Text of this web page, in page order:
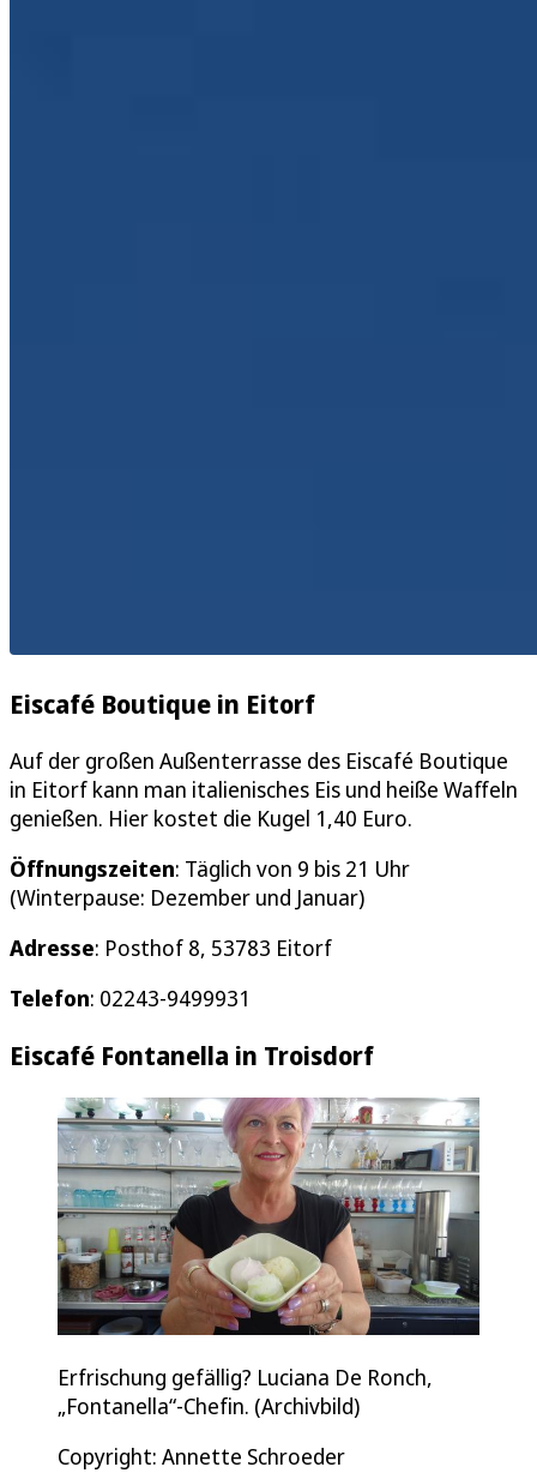
Eiscafé Boutique in Eitorf
Auf der großen Außenterrasse des Eiscafé Boutique
in Eitorf kann man italienisches Eis und heiße Waffeln
genießen. Hier kostet die Kugel 1,40 Euro.
Öffnungszeiten: Täglich von 9 bis 21 Uhr
(Winterpause: Dezember und Januar)
Adresse: Posthof 8, 53783 Eitorf
Telefon: 02243-9499931
Eiscafé Fontanella in Troisdorf
Erfrischung gefällig? Luciana De Ronch,
„Fontanella“-Chefin. (Archivbild)
Copyright: Annette Schroeder